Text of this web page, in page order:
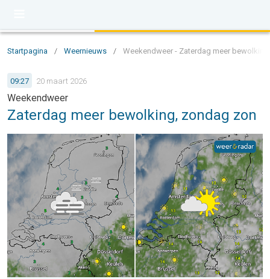
Startpagina / Weernieuws / Weekendweer - Zaterdag meer
09:27 20 maart 2026
Weekendweer
Zaterdag meer bewolking, zondag zon